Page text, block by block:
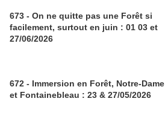
673 - On ne quitte pas une Forêt si
facilement, surtout en juin : 01 03 et
27/06/2026
672 - Immersion en Forêt, Notre-Dame
et Fontainebleau : 23 & 27/05/2026